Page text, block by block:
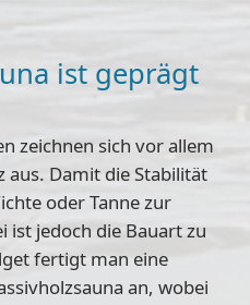
ist geprägt
zeichnen sich vor allem
aus. Damit die Stabilität
oder Tanne zur
ist jedoch die Bauart zu
fertigt man eine
an, wobei